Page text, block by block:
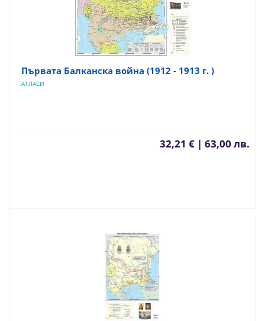
Първата Балканска война (1912 - 1913 г. )
АТЛАСИ
32,21 € | 63,00 лв.